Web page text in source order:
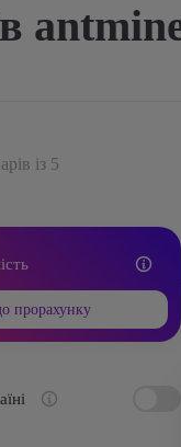
із 5
прорахунку